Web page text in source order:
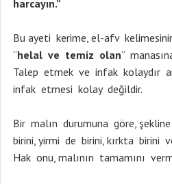
harcayın.”
Bu ayeti kerime, el-afv
“helal ve temiz olan”
Talep etmek ve infak kolaydır
infak etmesi kolay değildir.
Bir malın durumuna göre,
birini, yirmi de birini, kırkta birini
Hak onu, malının tamamını